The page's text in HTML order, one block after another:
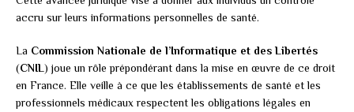
accru sur leurs informations personnelles de santé.
La Commission Nationale de l’Informatique et des Libertés
(CNIL ) joue un rôle prépondérant dans la mise en œuvre de ce droit
en France. Elle veille à ce que les établissements de santé et les
professionnels médicaux respectent les obligations légales en